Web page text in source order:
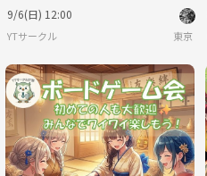
アを目指している方も参加OK💻
9/6(日) 12:00
YTサークル 東京